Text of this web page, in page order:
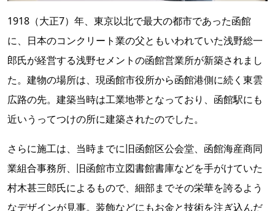
1918（大正7）年、東京以北で最大の都市であった函館
に、日本のコンクリート業の父ともいわれていた浅野総一
郎氏が経営する浅野セメントの函館営業所が新築されまし
た。建物の場所は、現函館市役所から函館港側に続く東雲
広路の先。建築当時は工業地帯となっており、函館駅にも
近いうってつけの所に建築されたのでした。
さらに施工は、当時までに旧函館区公会堂、函館海産商同
業組合事務所、旧函館市立図書館書庫などを手がけていた
村木甚三郎氏によるもので、細部までその栄華を誇るよう
なデザインが見事。装飾などにもお金と技術を注ぎ込んだ